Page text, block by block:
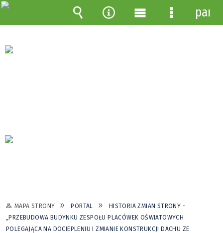
MAPA STRONY PORTAL
HISTORIA ZMIAN STRONY -
„PRZEBUDOWA BUDYNKU ZESPOŁU PLACÓWEK OŚWIATOWYCH
POLEGAJĄCA NA DOCIEPLENIU I ZMIANIE KONSTRUKCJI DACHU ZE
Wyszukiwarka
Narzędzia
Menu Menu
panel